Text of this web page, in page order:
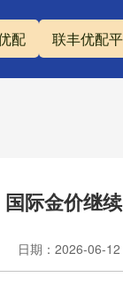
配 联丰优配
际金价继
日期：2026-06-